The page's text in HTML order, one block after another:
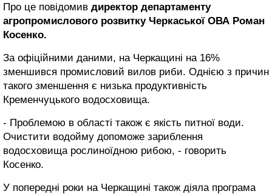
Про це повідомив директор департаменту
агропромислового розвитку Черкаської ОВА Роман
Косенко.
За офіційними даними, на Черкащині на 16%
зменшився промисловий вилов риби. Однією з причин
такого зменшення є низька продуктивність
Кременчуцького водосховища.
- Проблемою в області також є якість питної води.
Очистити водойму допоможе зариблення
водосховища рослиноїдною рибою, - говорить
Косенко.
У попередні роки на Черкащині також діяла програма